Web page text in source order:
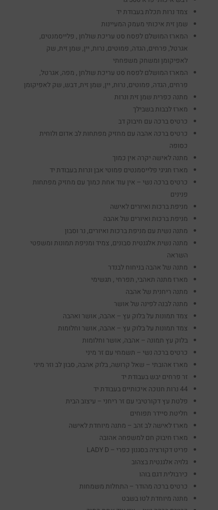
צמד נרות תכלת בעבודת יד
שמן זית איכותי מעמק המעיינות
המארז המושלם לפסח סט עריכת שולחן , פלייסמנטים,
אגרטל, פרחים, הגדה, פמוטים, נרות, יין, שמן זית, שק
לאפיקומן ומשחק משפחתי
המארז המושלם לפסח סט עריכת שולחן , מפה, אגרטל,
פרחים, הגדה, פמוטים, נרות, יין, שמן זית, דבש, שק לאפיקומן
מתנה כפרית שמן זית ונרות
מארז לבבות בשבילך
כרטיס ברכה עם חיבוק דב
כרטיס ברכה אהבה עם מחזיק מפתחות לב אדום ולוחית
כסופה
מתנה לאישה יקרה אין כמוך
מארז חגיגי פלייסמנטים פמוטי אבן ונרות בעבודת יד
כרטיס ברכה נשי – אין עוד אחת כמוך עם מחזיק מפתחות
פנינים
מניפת ברכות ואיורים לאישה
מניפת ברכות ואיורים של אהבה
מתנה נשית עם מניפת ברכות ואיורים, נר וסבון
מתנה נשית אלגנטית סבונים, צמיד ומניפת תמונות ומשפטי
השראה
מתנה של אהבה בניחוח לבנדר
מארז מתנה תאהבי, תפרחי , תגשימי
מתנה ריחנית של אהבה
מתנה לבנה לפינה של אושר
צמד תמונות על בלוק עץ – אהבה, אושר ואהבה
צמד תמונות על בלוק עץ – אהבה, אושר וחלומות
בלוק עץ תמונה – אהבה, אושר וחלומות
כרטיס ברכה נשי – תשמחי עם זר מיני
מארז אהובתי – שאל קרושה, בלוק אהבה, סבון לב וזר מיני
זר פרחים יבש בעבודת יד
44 נרות חנוכה איכותיים בעבודת יד
פלטת עץ דקורטיבי עם זר ריחני – עיצוב הבית
חליטת סיידר תפוחים
מארז לאישה לב זהב – מתנה מיוחדת לאישה
מארז חיבוק חם למשפחה אהובה
פריט דקורציה בסגנון כפרי – LADY D
גלויה אלגנטית בצהוב
כירבולית דגם בוהו
כרטיס ברכה מהודר – התחלות משמחות
מתנה מיוחדת לטו בשבט